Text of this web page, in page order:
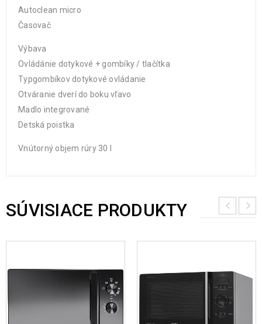
Autoclean micro
Časovač
Výbava
Ovládánie dotykové + gombíky / tlačítka
Typgombíkov dotykové ovládanie
Otváranie dverí do boku vľavo
Madlo integrované
Detská poistka
Vnútorný objem rúry 30 l
SÚVISIACE PRODUKTY